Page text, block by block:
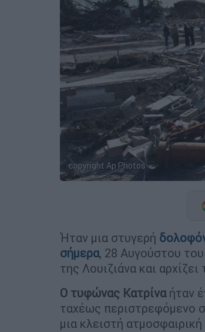
copyright Ap Photos
Ήταν μια στυγερή
σήμερα, 28 Αυγούστου
της Λουιζιάνα και
Ο τυφώνας Κατρίναήταν
ταχέως περιστρεφόμενο
μια κλειστή